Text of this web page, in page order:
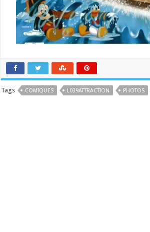
Tags COMIQUES L039ATTRACTION PHOTOS